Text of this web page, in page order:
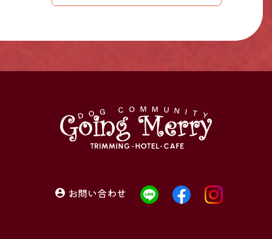
お問い合わせ